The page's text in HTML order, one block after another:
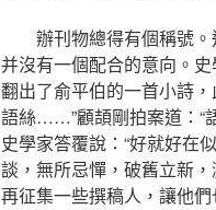
辦刊物總得有個稱號
并沒有一個配合的意向。
翻出了俞平伯的一首小詩
語絲……”顧頡剛拍案道：“
史學家答覆說：“好就好在
談，無所忌憚，破舊立新
再征集一些撰稿人，讓他